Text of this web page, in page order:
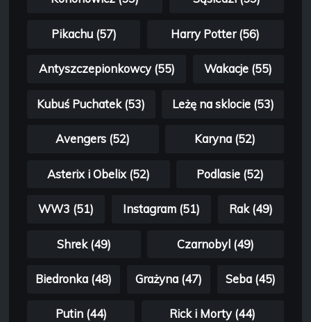
Pikachu (57) Harry Potter (56)
Antyszczepionkowcy (55) Wakacje (55)
Kubuś Puchatek (53) Leżę na sklocie (53)
Avengers (52) Karyna (52)
Asterix i Obelix (52) Podlasie (52)
WW3 (51) Instagram (51) Rak (49)
Shrek (49) Czarnobyl (49)
Biedronka (48) Grażyna (47) Seba (45)
Putin (44) Rick i Morty (44)